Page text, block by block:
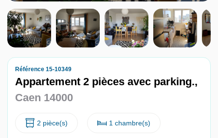
Nous rejoindre
Référence 15-10349
Appartement 2 pièces avec parking.,
Caen 14000
2 pièce(s) 1 chambre(s)